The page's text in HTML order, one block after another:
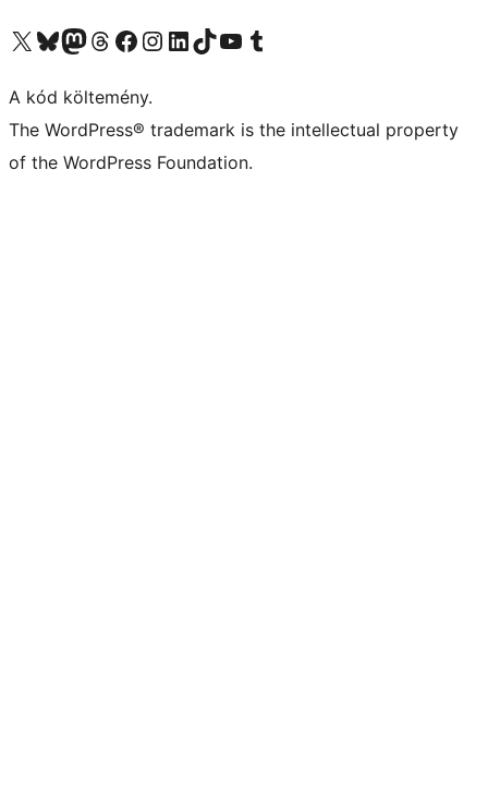
Visit our X (formerly Twitter) account
Visit our Bluesky account
Twitter csatornánk
Visit our Threads account
Facebook oldalunk megtekintése
Visit our Instagram account
Visit our LinkedIn account
Visit our TikTok account
Visit our YouTube channel
Visit our Tumblr account
A kód költemény.
The WordPress® trademark is the intellectual property
of the WordPress Foundation.